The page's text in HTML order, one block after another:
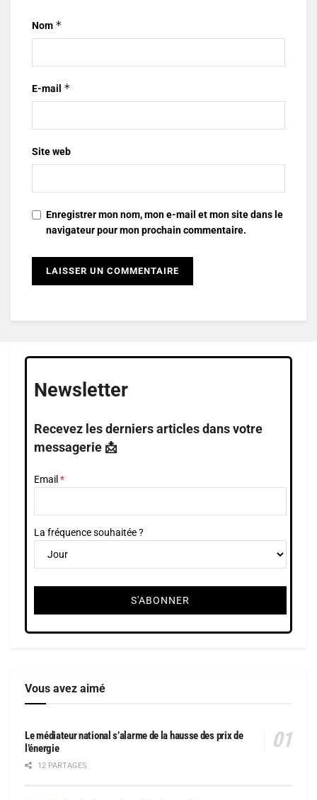
Nom *
E-mail *
Site web
Enregistrer mon nom, mon e-mail et mon site dans le
navigateur pour mon prochain commentaire.
Newsletter
Recevez les derniers articles dans votre
messagerie 📩
Email
La fréquence souhaitée ?
Vous avez aimé
Le médiateur national s’alarme de la hausse des prix de
l’énergie
12 PARTAGES